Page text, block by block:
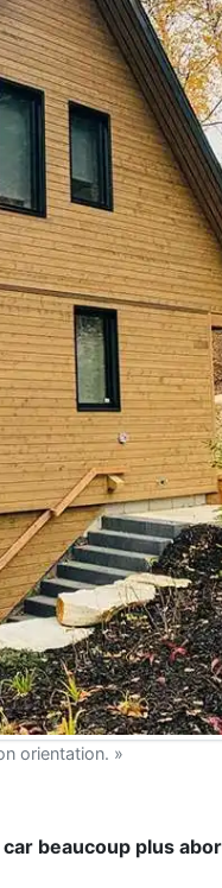
orientation. »
beaucoup plus